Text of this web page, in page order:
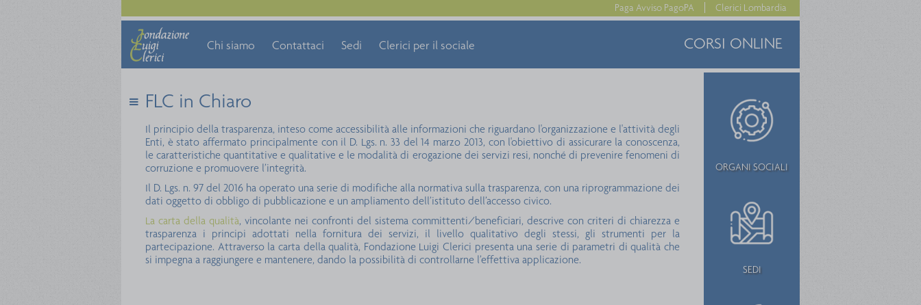
Paga Avviso PagoPA Clerici Lombardia
Chi siamo Contattaci Sedi Clerici per il sociale CORSI ONLINE
FLC in Chiaro
Il principio della trasparenza, inteso come accessibilità alle informazioni che riguardano l'organizzazione e l'attività degli
Enti, è stato affermato principalmente con il D. Lgs. n. 33 del 14 marzo 2013, con l'obiettivo di assicurare la conoscenza,
le caratteristiche quantitative e qualitative e le modalità di erogazione dei servizi resi, nonché di prevenire fenomeni di
corruzione e promuovere l’integrità.
Il D. Lgs. n. 97 del 2016 ha operato una serie di modifiche alla normativa sulla trasparenza, con una riprogrammazione dei
dati oggetto di obbligo di pubblicazione e un ampliamento dell’istituto dell’accesso civico.
La carta della qualità, vincolante nei confronti del sistema committenti/beneficiari, descrive con criteri di chiarezza e
trasparenza i principi adottati nella fornitura dei servizi, il livello qualitativo degli stessi, gli strumenti per la
partecipazione. Attraverso la carta della qualità, Fondazione Luigi Clerici presenta una serie di parametri di qualità che
si impegna a raggiungere e mantenere, dando la possibilità di controllarne l’effettiva applicazione.
ORGANI SOCIALI
SEDI
HomePage